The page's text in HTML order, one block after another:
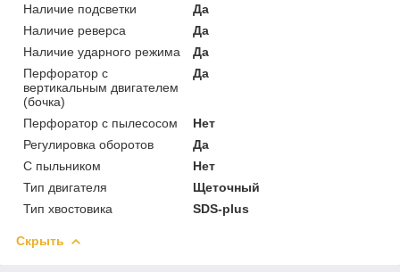
Наличие подсветки
Да
Наличие реверса
Да
Наличие ударного режима
Да
Перфоратор с
вертикальным двигателем
(бочка)
Да
Перфоратор с пылесосом
Нет
Регулировка оборотов
Да
С пыльником
Нет
Тип двигателя
Щеточный
Тип хвостовика
SDS-plus
Скрыть